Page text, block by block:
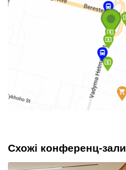
Схожі конференц-зали